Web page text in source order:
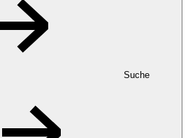
Suche